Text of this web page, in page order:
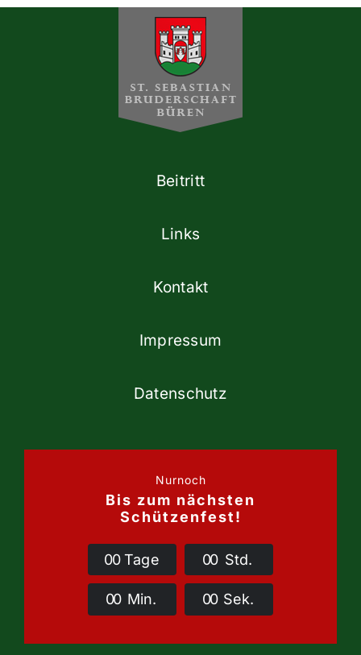
Beitritt
Links
Kontakt
Impressum
Datenschutz
Nurnoch
Bis zum nächsten
Schützenfest!
00Tage 00 Std.
00 Min. 00 Sek.